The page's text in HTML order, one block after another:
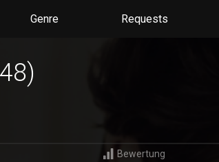
Genre Requests
hinzufügen.
Bewertung